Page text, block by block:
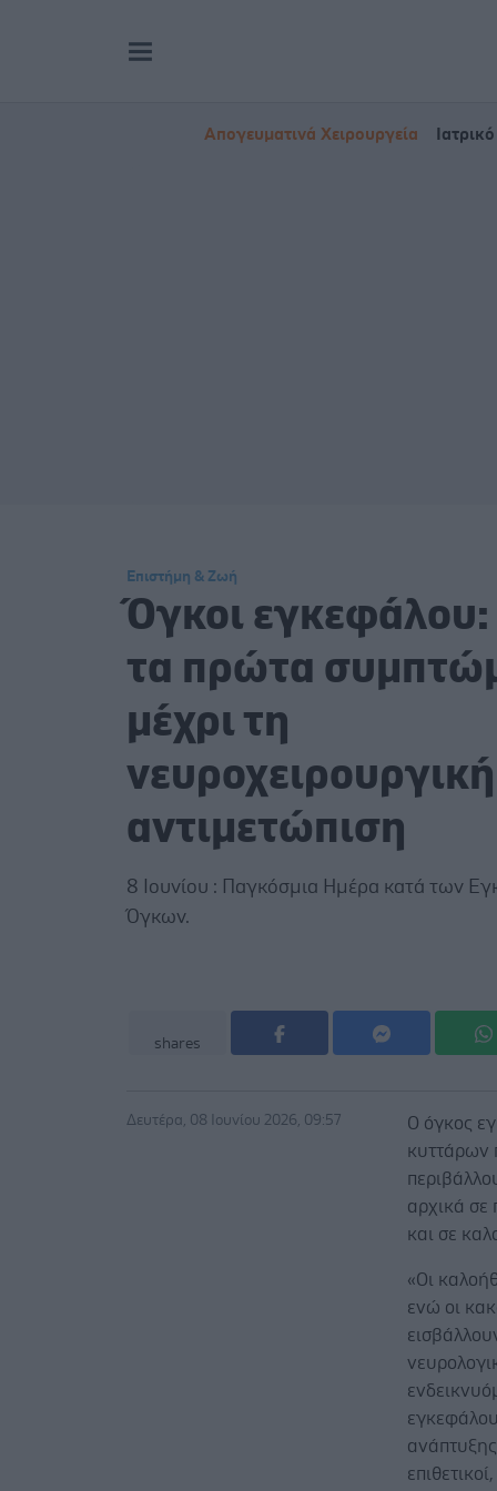
Απογευματινά Χειρουργεία
Επιστήμη & Ζωή
Όγκοι
τα πρώτα
μέχρι τη
νευροχειρουργική
αντιμετώπιση
8 Ιουνίου : Παγκόσμια Ημέρα κατά των
Όγκων.
shares
Δευτέρα, 08 Ιουνίου 2026, 09:57
Ο όγκος
κυττάρων
αρχικά σε
και σε
«Οι
ενώ οι
ανάπτυξης